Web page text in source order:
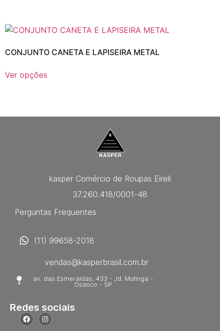
CONJUNTO CANETA E LAPISEIRA METAL
Ver opções
kasper Comércio de Roupas Eireli
37.260.418/0001-48
Perguntas Frequentes
(11) 99658-2018
vendas@kasperbrasil.com.br
av. das Esmeraldas, 433 - Jd. Mutinga -
Osasco - SP
Redes sociais